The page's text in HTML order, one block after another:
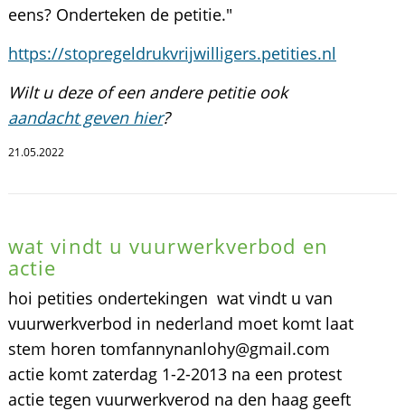
eens? Onderteken de petitie."
https://stopregeldrukvrijwilligers.petities.nl
Wilt u deze of een andere petitie ook
aandacht geven hier?
21.05.2022
wat vindt u vuurwerkverbod en
actie
hoi petities ondertekingen wat vindt u van
vuurwerkverbod in nederland moet komt laat
stem horen tomfannynanlohy@gmail.com
actie komt zaterdag 1-2-2013 na een protest
actie tegen vuurwerkverod na den haag geeft